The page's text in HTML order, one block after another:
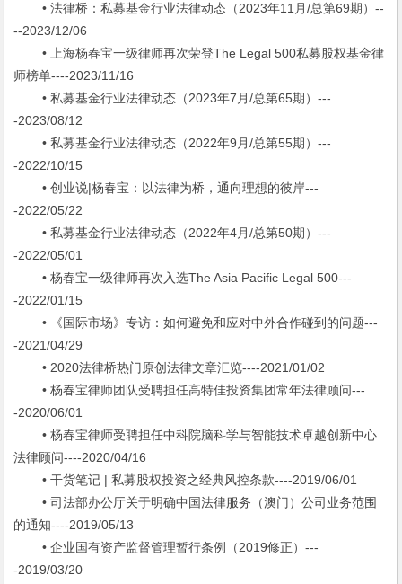
• 法律桥：私募基金行业法律动态（2023年11月/总第69期）--
--2023/12/06
• 上海杨春宝一级律师再次荣登The Legal 500私募股权基金律
师榜单----2023/11/16
• 私募基金行业法律动态（2023年7月/总第65期）---
-2023/08/12
• 私募基金行业法律动态（2022年9月/总第55期）---
-2022/10/15
• 创业说|杨春宝：以法律为桥，通向理想的彼岸---
-2022/05/22
• 私募基金行业法律动态（2022年4月/总第50期）---
-2022/05/01
• 杨春宝一级律师再次入选The Asia Pacific Legal 500---
-2022/01/15
• 《国际市场》专访：如何避免和应对中外合作碰到的问题---
-2021/04/29
• 2020法律桥热门原创法律文章汇览----2021/01/02
• 杨春宝律师团队受聘担任高特佳投资集团常年法律顾问---
-2020/06/01
• 杨春宝律师受聘担任中科院脑科学与智能技术卓越创新中心
法律顾问----2020/04/16
• 干货笔记 | 私募股权投资之经典风控条款----2019/06/01
• 司法部办公厅关于明确中国法律服务（澳门）公司业务范围
的通知​----2019/05/13
• 企业国有资产监督管理暂行条例（2019修正）---
-2019/03/20